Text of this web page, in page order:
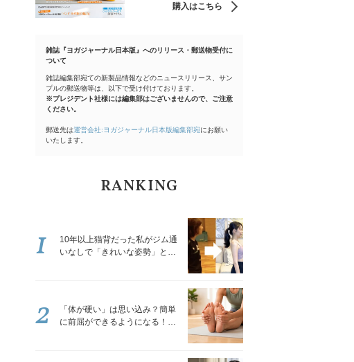
購入はこちら
雑誌『ヨガジャーナル日本版』へのリリース・郵送物受付に
ついて
雑誌編集部宛ての新製品情報などのニュースリリース、サン
プルの郵送物等は、以下で受け付けております。
※プレジデント社様には編集部はございませんので、ご注意
ください。
郵送先は運営会社:ヨガジャーナル日本版編集部宛にお願い
いたします。
RANKING
10年以上猫背だった私がジム通
いなしで「きれいな姿勢」と褒
1
「体が硬い」は思い込み？簡単
に前屈ができるようになる！腿
2